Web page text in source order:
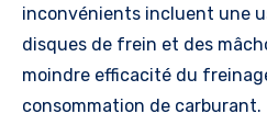
inconvénients incluent une
disques de frein et des
moindre efficacité du
consommation de carburant.